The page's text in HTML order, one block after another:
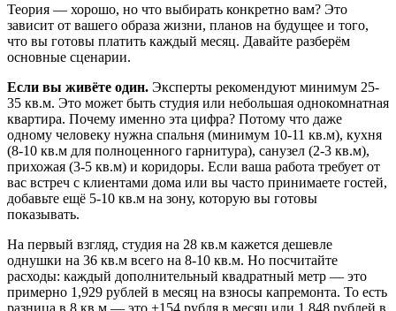
Теория — хорошо, но что выбирать конкретно вам? Это
зависит от вашего образа жизни, планов на будущее и того,
что вы готовы платить каждый месяц. Давайте разберём
основные сценарии.
Если вы живёте один. Эксперты рекомендуют минимум 25-
35 кв.м. Это может быть студия или небольшая однокомнатная
квартира. Почему именно эта цифра? Потому что даже
одному человеку нужна спальня (минимум 10-11 кв.м), кухня
(8-10 кв.м для полноценного гарнитура), санузел (2-3 кв.м),
прихожая (3-5 кв.м) и коридоры. Если ваша работа требует от
вас встреч с клиентами дома или вы часто принимаете гостей,
добавьте ещё 5-10 кв.м на зону, которую вы готовы
показывать.
На первый взгляд, студия на 28 кв.м кажется дешевле
однушки на 36 кв.м всего на 8-10 кв.м. Но посчитайте
расходы: каждый дополнительный квадратный метр — это
примерно 1,929 рублей в месяц на взносы капремонта. То есть